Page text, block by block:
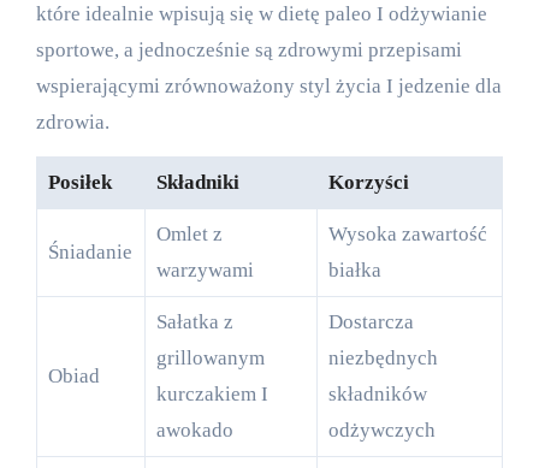
które idealnie wpisują się w dietę paleo I odżywianie
sportowe, a jednocześnie są zdrowymi przepisami
wspierającymi zrównoważony styl życia I jedzenie dla
zdrowia.
Posiłek Składniki Korzyści
Śniadanie
Omlet z
warzywami
Wysoka zawartość
białka
Obiad
Sałatka z
grillowanym
kurczakiem I
awokado
Dostarcza
niezbędnych
składników
odżywczych